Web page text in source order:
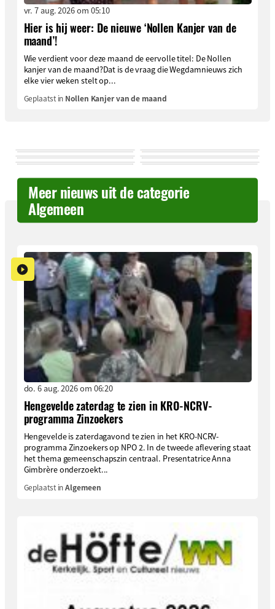
vr. 7 aug. 2026 om 05:10
Hier is hij weer: De nieuwe ‘Nollen Kanjer van de
maand’!
Wie verdient voor deze maand de eervolle titel: De Nollen
kanjer van de maand?Dat is de vraag die Wegdamnieuws zich
elke vier weken stelt op...
Geplaatst in Nollen Kanjer van de maand
Meer nieuws uit de categorie
Algemeen
do. 6 aug. 2026 om 06:20
Hengevelde zaterdag te zien in KRO-NCRV-
programma Zinzoekers
Hengevelde is zaterdagavond te zien in het KRO-NCRV-
programma Zinzoekers op NPO 2. In de tweede aflevering staat
het thema gemeenschapszin centraal. Presentatrice Anna
Gimbrère onderzoekt...
Geplaatst inAlgemeen